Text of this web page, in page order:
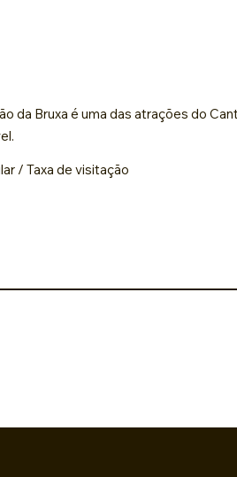
da Bruxa é uma das atrações do
/ Taxa de visitação